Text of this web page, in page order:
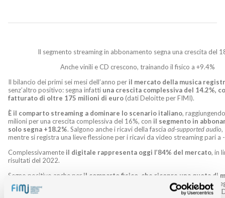
Il segmento streaming in abbonamento segna una crescita del
Anche vinili e CD crescono, trainando il fisico a +9.4%
Il bilancio dei primi sei mesi dell’anno per il mercato della musica
senz’altro positivo: segna infatti una crescita complessiva del 14.2%,
fatturato di oltre 175 milioni di euro (dati Deloitte per FIMI).
È il comparto streaming a dominare lo scenario italiano,
milioni per una crescita complessiva del 16%, con il segmento in
solo segna +18.2%. Salgono anche i ricavi della fascia ad-supported audio,
mentre si registra una lieve flessione per i ricavi da video streaming pari a
Complessivamente il digitale rappresenta oggi l’84% del mercato, in
risultati del 2022.
Segno positivo anche per il comparto fisico, che ricopre una quota di
al 16% e che chiude il semestre a +9.4%
: a dominare è l’inossidabile
delvinile, che cresce del 14.3%
e con un’inversione di tendenza per il